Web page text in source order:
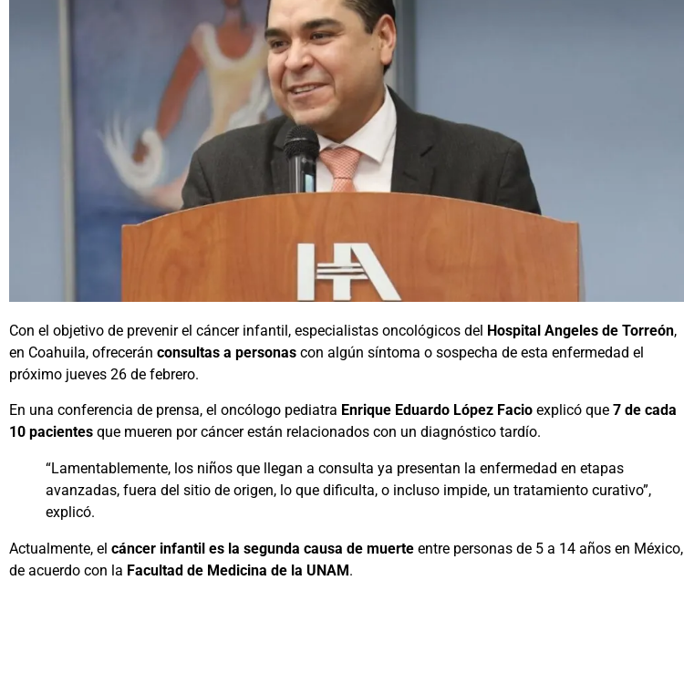
Con el objetivo de prevenir el cáncer infantil, especialistas oncológicos del Hospital Angeles de Torreón,
en Coahuila, ofrecerán consultas a personas con algún síntoma o sospecha de esta enfermedad el
próximo jueves 26 de febrero.
En una conferencia de prensa, el oncólogo pediatra Enrique Eduardo López Facio explicó que 7 de cada
10 pacientes que mueren por cáncer están relacionados con un diagnóstico tardío.
“Lamentablemente, los niños que llegan a consulta ya presentan la enfermedad en etapas
avanzadas, fuera del sitio de origen, lo que dificulta, o incluso impide, un tratamiento curativo”,
explicó.
Actualmente, el cáncer infantil es la segunda causa de muerte entre personas de 5 a 14 años en México,
de acuerdo con la Facultad de Medicina de la UNAM.